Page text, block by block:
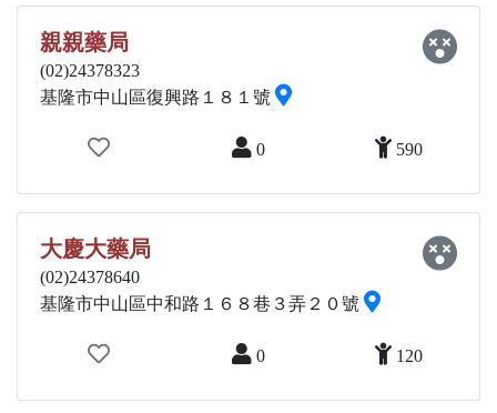
親親藥局
(02)24378323
基隆市中山區復興路１８１號
0 590
大慶大藥局
(02)24378640
基隆市中山區中和路１６８巷３弄２０號
0 120